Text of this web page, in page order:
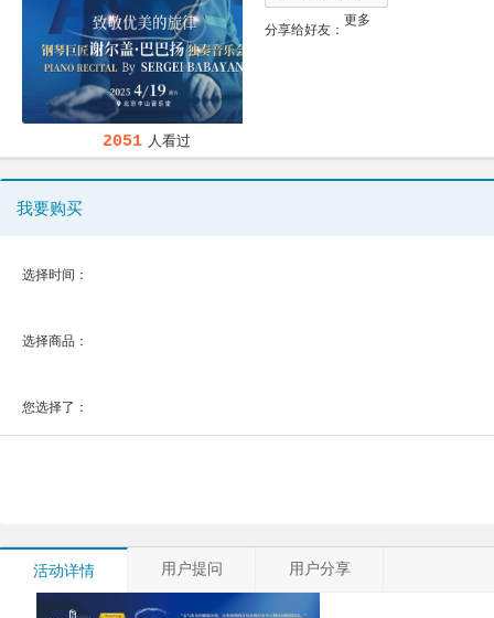
2051 人看过
分享给好友：
更多
我要购买
选择时间：
选择商品：
您选择了：
活动详情 用户提问 用户分享